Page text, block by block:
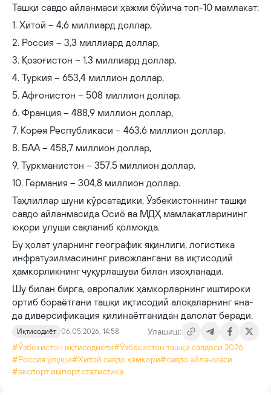
Ташқи савдо айланмаси ҳажми бўйича топ-10 мамлакат:
1. Хитой – 4,6 миллиард доллар,
2. Россия – 3,3 миллиард доллар,
3. Қозоғистон – 1,3 миллиард доллар,
4. Туркия – 653,4 миллион доллар,
5. Афғонистон – 508 миллион доллар,
6. Франция – 488,9 миллион доллар,
7. Корея Республикаси – 463,6 миллион доллар,
8. БАА – 458,7 миллион доллар,
9. Туркманистон – 357,5 миллион доллар,
10. Германия – 304,8 миллион доллар.
Таҳлиллар шуни кўрсатадики, Ўзбекистоннинг ташқи
савдо айланмасида Осиё ва МДҲ мамлакатларининг
юқори улуши сақланиб қолмоқда.
Бу ҳолат уларнинг географик яқинлиги, логистика
инфратузилмасининг ривожлангани ва иқтисодий
ҳамкорликнинг чуқурлашуви билан изоҳланади.
Шу билан бирга, европалик ҳамкорларнинг иштироки
ортиб бораётгани ташқи иқтисодий алоқаларнинг яна-
да диверсификация қилинаётганидан далолат беради.
Иқтисодиёт 06.05.2026, 14:58
Улашиш:
#Ўзбекистон иқтисодиёти#Ўзбекистон ташқи савдоси 2026
#Россия улуши#Хитой савдо ҳамкори#савдо айланмаси
#экспорт импорт статистика